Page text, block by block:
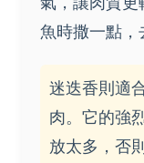
魚時撒一點，
迷迭香則適
肉。它的強
放太多，否